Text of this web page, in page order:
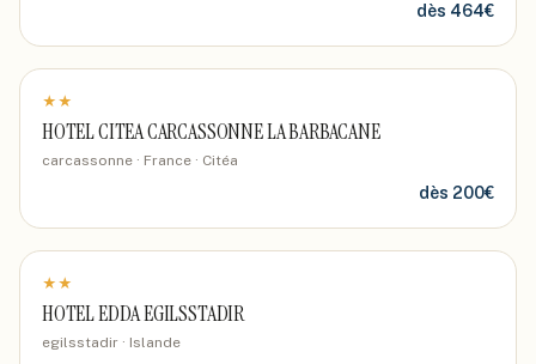
dès 464€
★ ★
HOTEL CITEA CARCASSONNE LA BARBACANE
carcassonne · France · Citéa
dès 200€
★ ★
HOTEL EDDA EGILSSTADIR
egilsstadir · Islande